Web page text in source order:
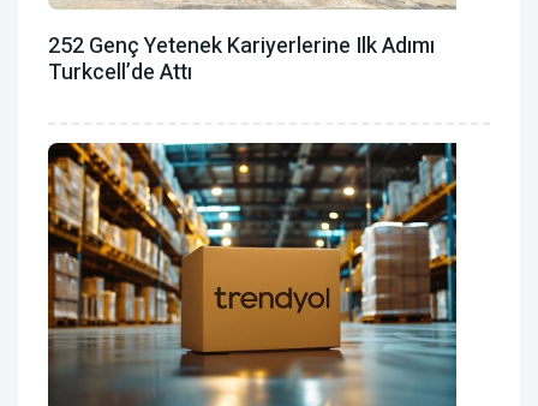
252 Genç Yetenek Kariyerlerine Ilk Adımı
Turkcell’de Attı